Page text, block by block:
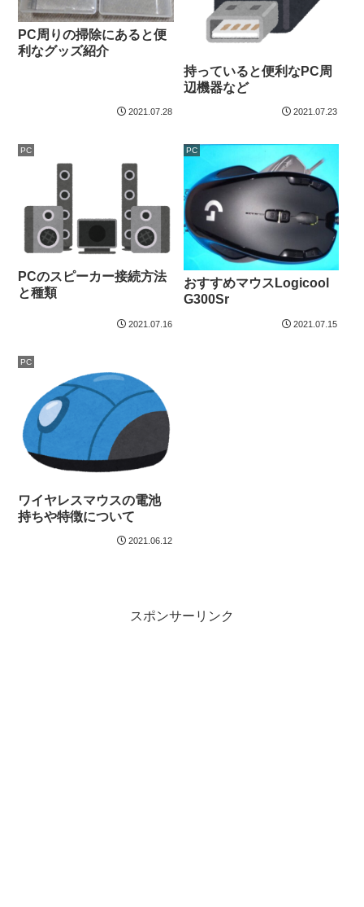
PC周りの掃除にあると便
利なグッズ紹介
2021.07.28
持っていると便利なPC周
辺機器など
2021.07.23
PC
PCのスピーカー接続方法
と種類
2021.07.16
PC
おすすめマウスLogicool
G300Sr
2021.07.15
PC
ワイヤレスマウスの電池
持ちや特徴について
2021.06.12
スポンサーリンク